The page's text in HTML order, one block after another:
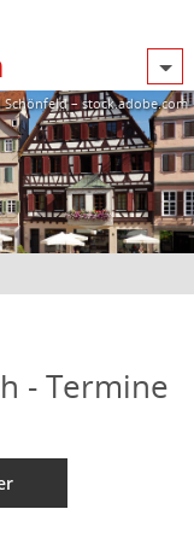
Schönfeld – stock.adobe.com
- Termine